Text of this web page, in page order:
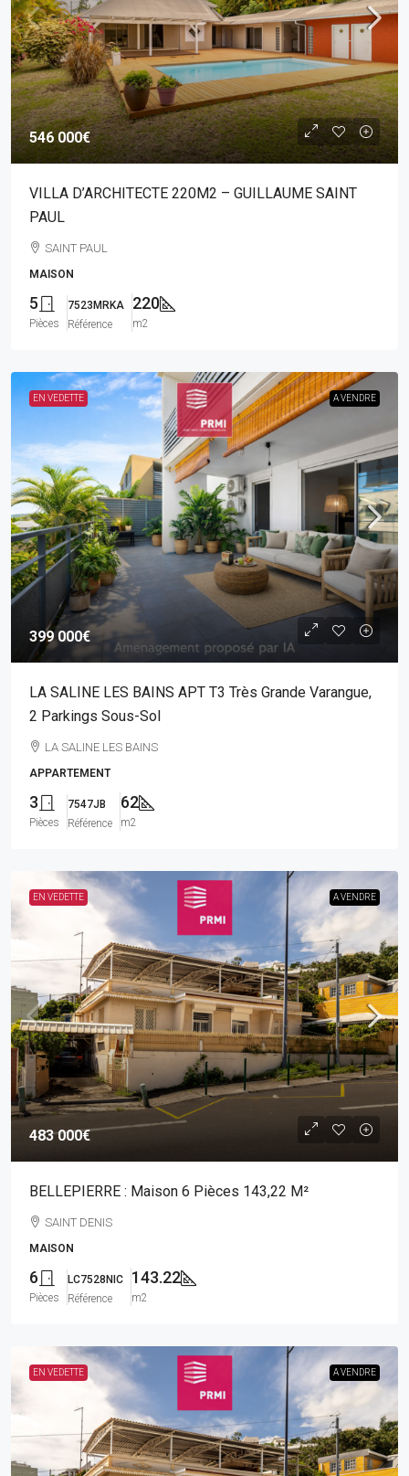
546 000€
VILLA D’ARCHITECTE 220M2 – GUILLAUME SAINT
PAUL
SAINT PAUL
MAISON
5
Pièces
7523MRKA
Référence
220
m2
EN VEDETTE A VENDRE
399 000€
LA SALINE LES BAINS APT T3 Très Grande Varangue,
2 Parkings Sous-Sol
LA SALINE LES BAINS
APPARTEMENT
3
Pièces
7547JB
Référence
62
m2
EN VEDETTE A VENDRE
483 000€
BELLEPIERRE : Maison 6 Pièces 143,22 M²
SAINT DENIS
MAISON
6
Pièces
LC7528NIC
Référence
143.22
m2
EN VEDETTE A VENDRE